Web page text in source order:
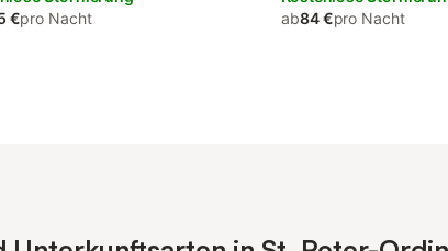
€pro Nacht
ab84 €pro Nacht